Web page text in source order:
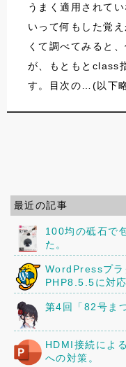
うまく適用されて
いって何もした覚
くて調べてみると
が、もともとclass
す。目次の…(以下
最近の記事
100均の砥石で
た。
WordPressプラ
PHP8.5.5に対応
第4回「82号ま
HDMI接続によ
への対策。